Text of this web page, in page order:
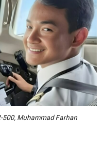
500, Muhammad Farhan